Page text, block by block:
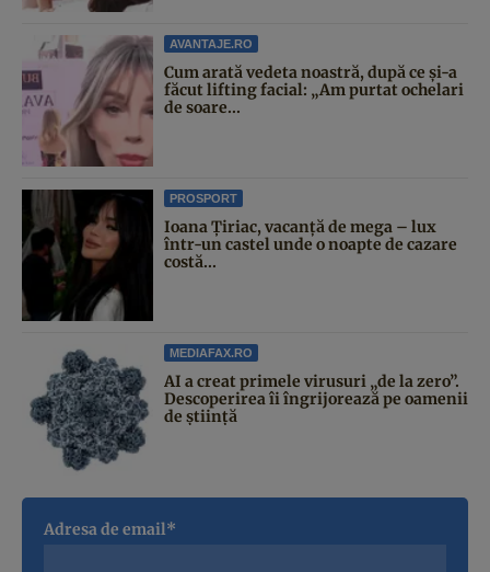
AVANTAJE.RO
Cum arată vedeta noastră, după ce și-a
făcut lifting facial: „Am purtat ochelari
de soare...
PROSPORT
Ioana Țiriac, vacanță de mega – lux
într-un castel unde o noapte de cazare
costă...
MEDIAFAX.RO
AI a creat primele virusuri „de la zero”.
Descoperirea îi îngrijorează pe oamenii
de știință
Adresa de email*